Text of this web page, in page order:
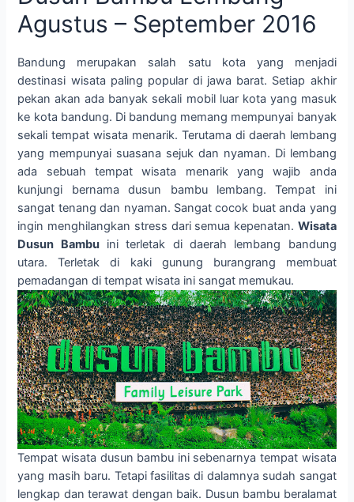
Agustus – September 2016
Bandung merupakan salah satu kota yang menjadi
destinasi wisata paling popular di jawa barat. Setiap akhir
pekan akan ada banyak sekali mobil luar kota yang masuk
ke kota bandung. Di bandung memang mempunyai banyak
sekali tempat wisata menarik. Terutama di daerah lembang
yang mempunyai suasana sejuk dan nyaman. Di lembang
ada sebuah tempat wisata menarik yang wajib anda
kunjungi bernama dusun bambu lembang. Tempat ini
sangat tenang dan nyaman. Sangat cocok buat anda yang
ingin menghilangkan stress dari semua kepenatan. Wisata
Dusun Bambuini terletak di daerah lembang bandung
utara. Terletak di kaki gunung burangrang membuat
pemadangan di tempat wisata ini sangat memukau.
Tempat wisata dusun bambu ini sebenarnya tempat wisata
yang masih baru. Tetapi fasilitas di dalamnya sudah sangat
lengkap dan terawat dengan baik. Dusun bambu beralamat